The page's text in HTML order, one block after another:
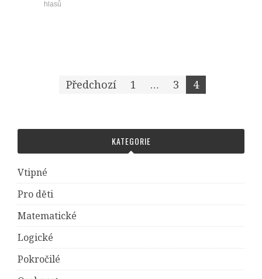
hlasů
Navigace pro příspěvky
Předchozí 1 … 3 4
KATEGORIE
Vtipné
Pro děti
Matematické
Logické
Pokročilé